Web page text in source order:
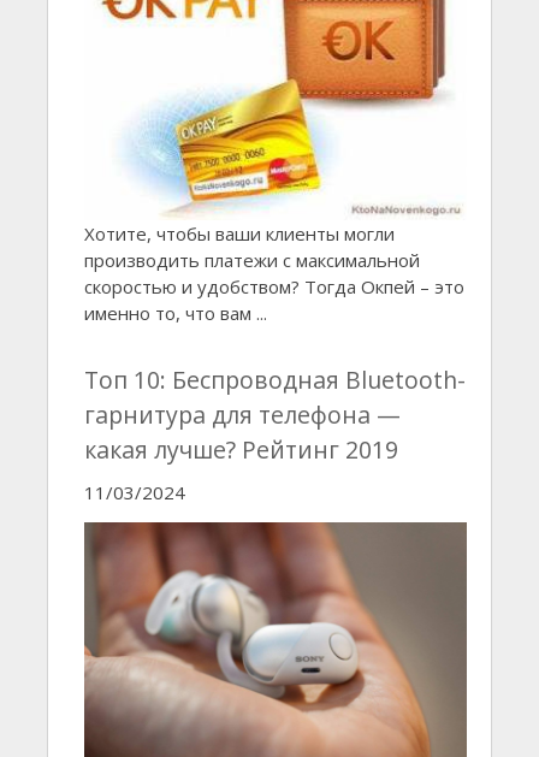
Хотите, чтобы ваши клиенты могли
производить платежи с максимальной
скоростью и удобством? Тогда Окпей – это
именно то, что вам ...
Топ 10: Беспроводная Bluetooth-
гарнитура для телефона —
какая лучше? Рейтинг 2019
11/03/2024